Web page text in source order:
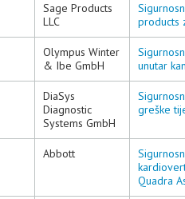
Sage Products
LLC
products
Olympus Winter
& Ibe GmbH
unutar
DiaSys
Diagnostic
Systems GmbH
greške
Abbott
Quadra